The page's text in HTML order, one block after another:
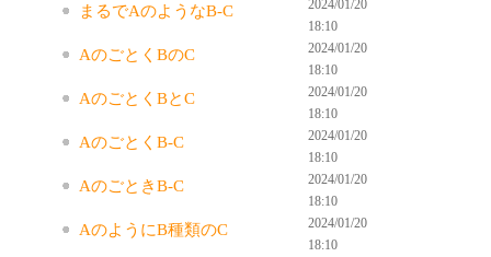
まるでAのようなB-C
2024/01/20
18:10
AのごとくBのC
2024/01/20
18:10
AのごとくBとC
2024/01/20
18:10
AのごとくB-C
2024/01/20
18:10
AのごときB-C
2024/01/20
18:10
AのようにB種類のC
2024/01/20
18:10